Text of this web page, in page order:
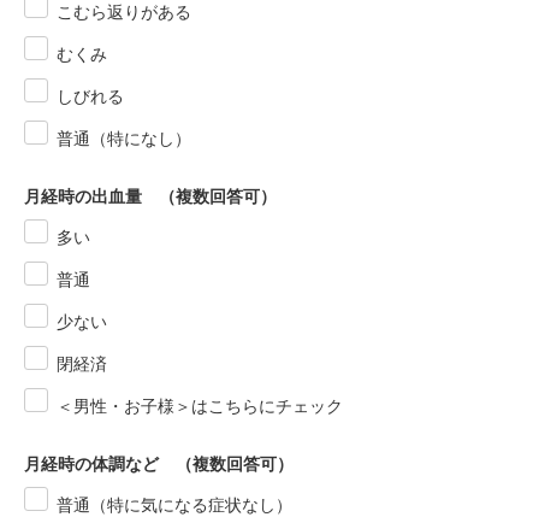
こむら返りがある
むくみ
しびれる
普通（特になし）
月経時の出血量 （複数回答可）
多い
普通
少ない
閉経済
＜男性・お子様＞はこちらにチェック
月経時の体調など （複数回答可）
普通（特に気になる症状なし）